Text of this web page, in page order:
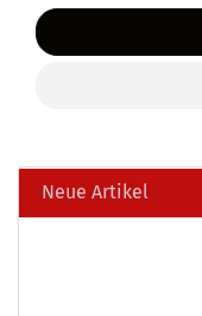
Neue Artikel